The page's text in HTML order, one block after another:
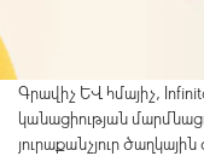
Գրավիչ և հմայիչ,
կանացիության
յուրաքանչյուր